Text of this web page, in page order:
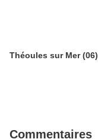
Théoules sur Mer (06)
Commentaires